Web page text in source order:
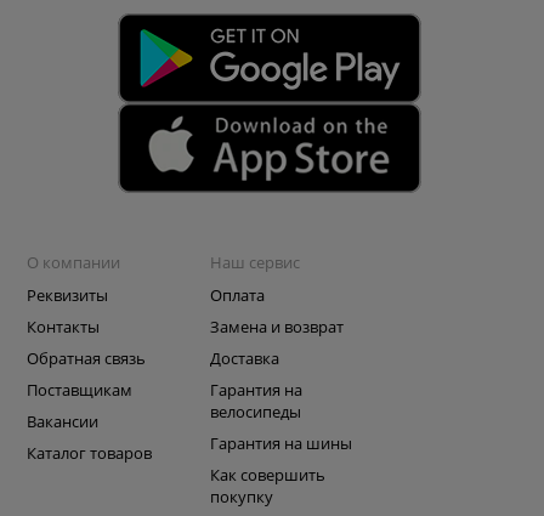
О компании
Реквизиты
Контакты
Обратная связь
Поставщикам
Вакансии
Каталог товаров
Наш сервис
Оплата
Замена и возврат
Доставка
Гарантия на
велосипеды
Гарантия на шины
Как совершить
покупку